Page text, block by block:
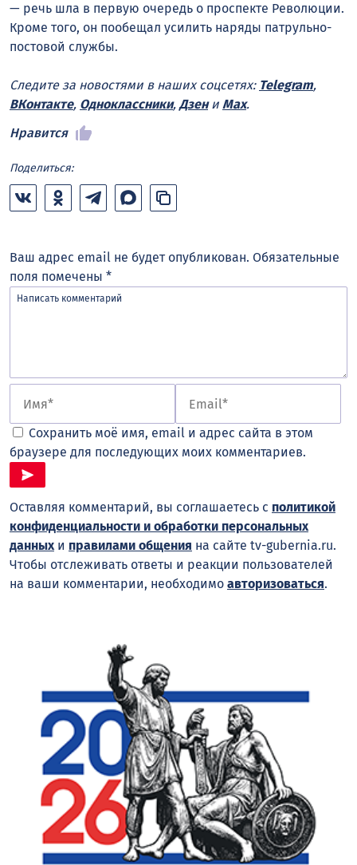
— речь шла в первую очередь о проспекте Революции.
Кроме того, он пообещал усилить наряды патрульно-
постовой службы.
Следите за новостями в наших соцсетях: Telegram,
ВКонтакте, Одноклассники, Дзени Max.
Нравится
Поделиться:
Ваш адрес email не будет опубликован. Обязательные
поля помечены *
Сохранить моё имя, email и адрес сайта в этом
браузере для последующих моих комментариев.
Оставляя комментарий, вы соглашаетесь с политикой
конфиденциальности и обработки персональных
данныхи правилами общения на сайте tv-gubernia.ru.
Чтобы отслеживать ответы и реакции пользователей
на ваши комментарии, необходимо авторизоваться.